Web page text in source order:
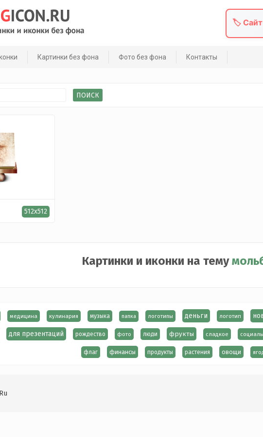
🏷️ Сайт
Картинки без фона Фото без фона Контакты
512x512
Картинки и иконки на тему
медицина кулинария музыка папка логотипы деньги логотип
для презентаций рождество фото люди фрукты сладкое
флаг финансы продукты растения овощи